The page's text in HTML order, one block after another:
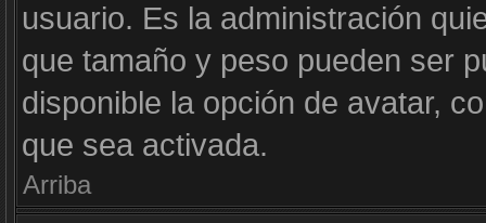
usuario. Es la administración
que tamaño y peso pueden ser
disponible la opción de avatar,
que sea activada.
Arriba